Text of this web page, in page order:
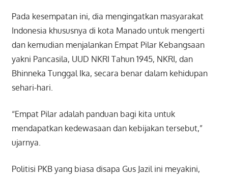
Pada kesempatan ini, dia mengingatkan masyarakat
Indonesia khususnya di kota Manado untuk mengerti
dan kemudian menjalankan Empat Pilar Kebangsaan
yakni Pancasila, UUD NKRI Tahun 1945, NKRI, dan
Bhinneka Tunggal Ika, secara benar dalam kehidupan
sehari-hari.
“Empat Pilar adalah panduan bagi kita untuk
mendapatkan kedewasaan dan kebijakan tersebut,”
ujarnya.
Politisi PKB yang biasa disapa Gus Jazil ini meyakini,